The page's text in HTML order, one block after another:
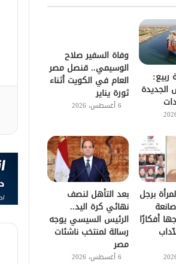
ربيع:
الجديدة
وفاة السفير صلاح
الوسيمي.. قنصل مصر
العام في الكويت أثناء
ثورة يناير
6 أغسطس، 2026
برجل
أفكارًا
بعد التأهل لنصف
نهائي كرة اليد..
الرئيس السيسي يوجه
رسالة لمنتخب ناشئات
مصر
6 أغسطس، 2026